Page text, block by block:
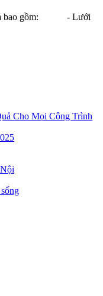
nhựa bao gồm: - Lưới
Cho Mọi Công Trình